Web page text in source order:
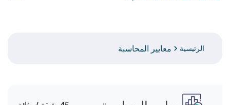
الرئيسية معايير المحاسبة